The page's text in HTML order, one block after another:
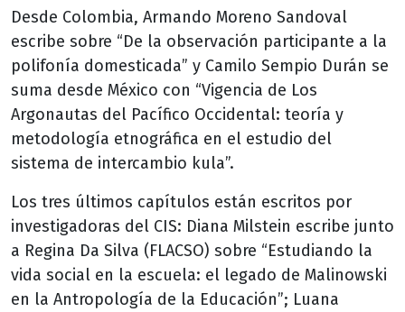
Desde Colombia, Armando Moreno Sandoval
escribe sobre “De la observación participante a la
polifonía domesticada” y Camilo Sempio Durán se
suma desde México con “Vigencia de Los
Argonautas del Pacífico Occidental: teoría y
metodología etnográfica en el estudio del
sistema de intercambio kula”.
Los tres últimos capítulos están escritos por
investigadoras del CIS: Diana Milstein escribe junto
a Regina Da Silva (FLACSO) sobre “Estudiando la
vida social en la escuela: el legado de Malinowski
en la Antropología de la Educación”; Luana